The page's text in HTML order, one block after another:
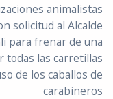
animalistas
solicitud al Alcalde
para frenar de una
todas las carretillas
de los caballos de
carabineros